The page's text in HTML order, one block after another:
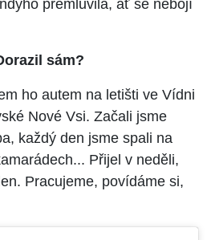
přemluvila, ať se nebojí
sám?
ho autem na letišti ve Vídni
Nové Vsi. Začali jsme
každý den jsme spali na
Přijel v neděli,
Pracujeme, povídáme si,